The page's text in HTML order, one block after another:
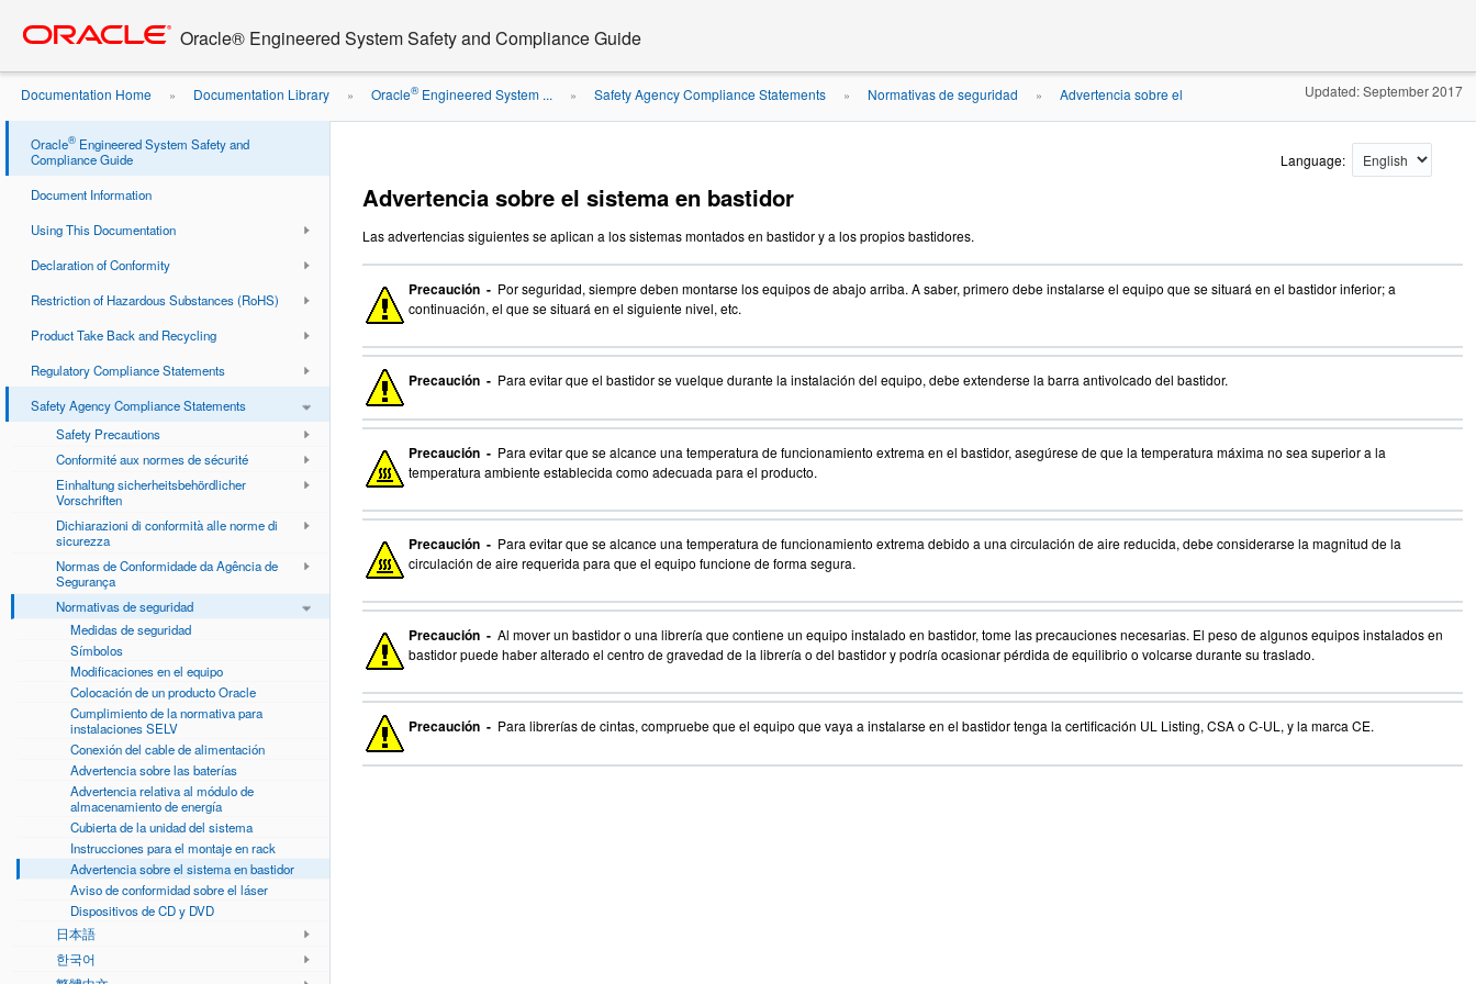
content
Oracle® Engineered System Safety and Compliance Guide
Documentation Home » Documentation Library » Oracle®Engineered System ... » Safety Agency Compliance Statements » Normativas de seguridad » Advertencia sobre el
sistema en bastidor
Updated: September 2017
Oracle® Engineered System Safety and
Compliance Guide
Document Information
Using This Documentation
Declaration of Conformity
Restriction of Hazardous Substances (RoHS)
Product Take Back and Recycling
Regulatory Compliance Statements
Safety Agency Compliance Statements
Safety Precautions
Conformité aux normes de sécurité
Einhaltung sicherheitsbehördlicher
Vorschriften
Dichiarazioni di conformità alle norme di
sicurezza
Normas de Conformidade da Agência de
Segurança
Normativas de seguridad
Medidas de seguridad
Símbolos
Modificaciones en el equipo
Colocación de un producto Oracle
Cumplimiento de la normativa para
instalaciones SELV
Conexión del cable de alimentación
Advertencia sobre las baterías
Advertencia relativa al módulo de
almacenamiento de energía
Cubierta de la unidad del sistema
Instrucciones para el montaje en rack
Advertencia sobre el sistema en bastidor
Aviso de conformidad sobre el láser
Dispositivos de CD y DVD
日本語
한국어
Language:
Advertencia sobre el sistema en bastidor
Las advertencias siguientes se aplican a los sistemas montados en bastidor y a los propios bastidores.
Precaución - Por seguridad, siempre deben montarse los equipos de abajo arriba. A saber, primero debe instalarse el equipo que se situará en el bastidor inferior; a
continuación, el que se situará en el siguiente nivel, etc.
Precaución - Para evitar que el bastidor se vuelque durante la instalación del equipo, debe extenderse la barra antivolcado del bastidor.
Precaución - Para evitar que se alcance una temperatura de funcionamiento extrema en el bastidor, asegúrese de que la temperatura máxima no sea superior a la
temperatura ambiente establecida como adecuada para el producto.
Precaución - Para evitar que se alcance una temperatura de funcionamiento extrema debido a una circulación de aire reducida, debe considerarse la magnitud de la
circulación de aire requerida para que el equipo funcione de forma segura.
Precaución - Al mover un bastidor o una librería que contiene un equipo instalado en bastidor, tome las precauciones necesarias. El peso de algunos equipos instalados en
bastidor puede haber alterado el centro de gravedad de la librería o del bastidor y podría ocasionar pérdida de equilibrio o volcarse durante su traslado.
Precaución - Para librerías de cintas, compruebe que el equipo que vaya a instalarse en el bastidor tenga la certificación UL Listing, CSA o C-UL, y la marca CE.